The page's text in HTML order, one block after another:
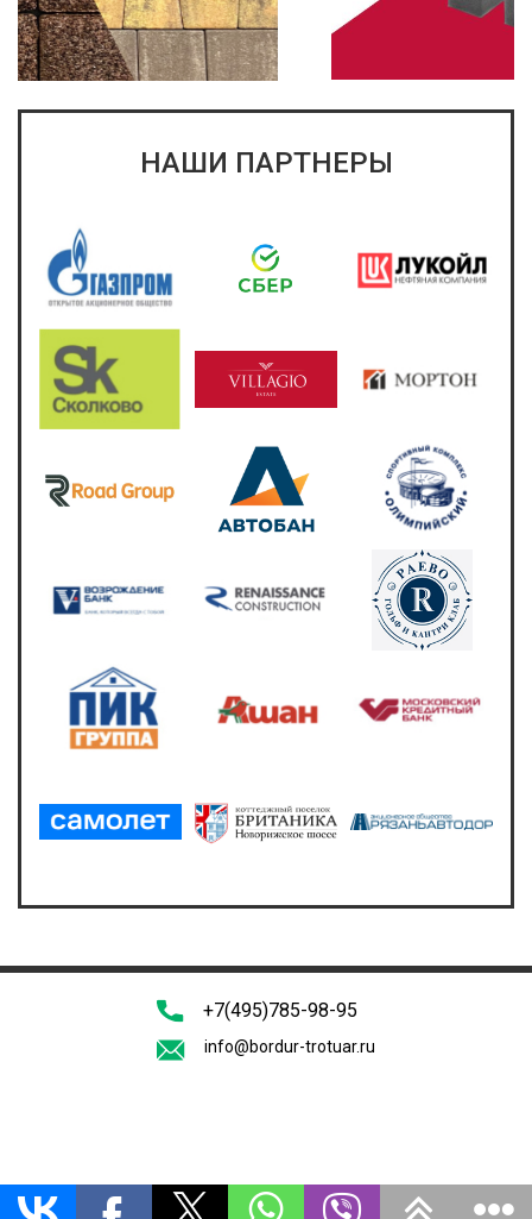
НАШИ ПАРТНЕРЫ
+7(495)785-98-95
info@bordur-trotuar.ru